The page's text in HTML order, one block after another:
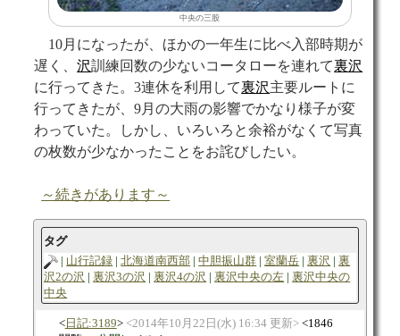
中央の三股
10月になったが、ほかの一年生に比べ入部時期が
遅く、沢訓練回数の少ないコータローを連れて裏沢
に行ってきた。3連休を利用して裏沢主要ルートに
行ってきたが、9月の大雨の影響でかなり様子が変
わっていた。しかし、いろいろと余裕がなくて写真
の枚数が少なかったことをお詫びしたい。
～続きがあります～
タグ
山行記録
北海道南西部 中胆振山群 室蘭岳 裏沢
裏
沢2の沢
裏沢3の沢 裏沢4の沢 裏沢中央の左
裏沢中央の
中央
日記:3189 2014年10月22日(水) 16:34 更新
1846